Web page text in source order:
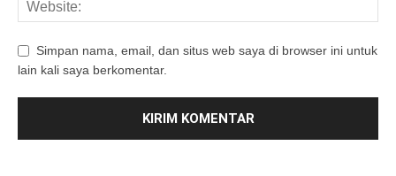
Simpan nama, email, dan situs web saya di browser ini untuk
lain kali saya berkomentar.